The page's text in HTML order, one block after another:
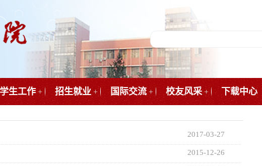
学生工作 + 招生就业 + 国际交流 + 校友风采 + 下载中心
2017-03-27
2015-12-26